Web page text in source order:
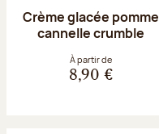
Crème glacée pomme
cannelle crumble
À partir de
8,90 €